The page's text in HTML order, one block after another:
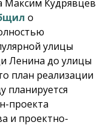
Максим Кудрявцев
о
улицы
Ленина до улицы
план реализации
планируется
проекта
и проектно-